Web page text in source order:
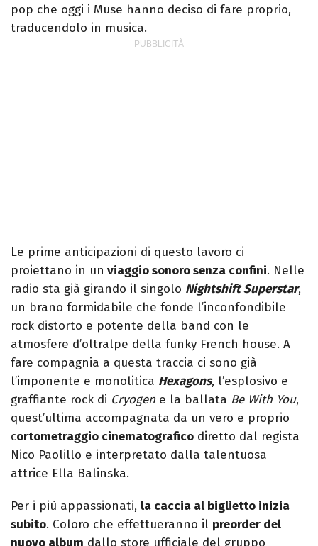
pop che oggi i Muse hanno deciso di fare proprio,
traducendolo in musica.
Le prime anticipazioni di questo lavoro ci
proiettano in un viaggio sonoro senza confini. Nelle
radio sta già girando il singolo Nightshift Superstar,
un brano formidabile che fonde l’inconfondibile
rock distorto e potente della band con le
atmosfere d’oltralpe della funky French house. A
fare compagnia a questa traccia ci sono già
l’imponente e monolitica Hexagons, l’esplosivo e
graffiante rock di Cryogene la ballata Be With You,
quest’ultima accompagnata da un vero e proprio
cortometraggio cinematografico diretto dal regista
Nico Paolillo e interpretato dalla talentuosa
attrice Ella Balinska.
Per i più appassionati, la caccia al biglietto inizia
subito. Coloro che effettueranno il preorder del